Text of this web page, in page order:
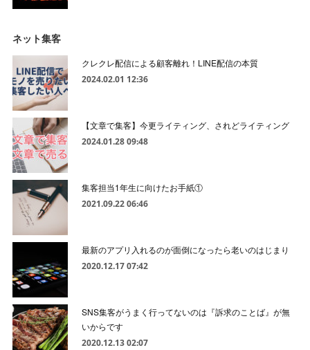
ネット集客
クレクレ配信による顧客離れ！LINE配信の本質
2024.02.01 12:36
【文章で集客】今更ライティング、されどライティング
2024.01.28 09:48
集客担当1年生に向けたお手紙①
2021.09.22 06:46
最新のアプリ入れるのが面倒になったら老いのはじまり
2020.12.17 07:42
SNS集客がうまく行ってないのは『訴求のことば』が無
いからです
2020.12.13 02:07